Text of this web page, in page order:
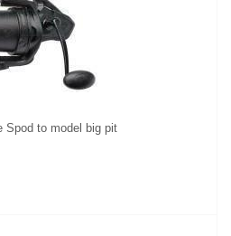
Spod to model big pit